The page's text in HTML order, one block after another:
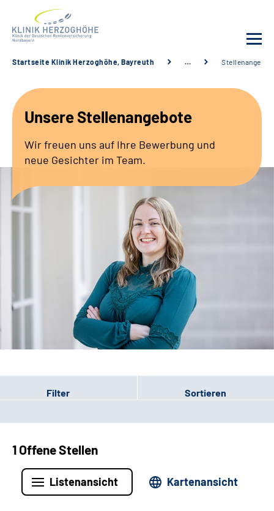
Leistungsangebot
Fachbereiche
Service
Leichte Sprache
Gebärdensprache
Patienten-Login
Startseite Klinik Herzoghöhe, Bayreuth …
Unsere Stellenangebote
Wir freuen uns auf Ihre Bewerbung und
neue Gesichter im Team.
Filter Sortieren
1 Offene Stellen
Listenansicht Kartenansicht